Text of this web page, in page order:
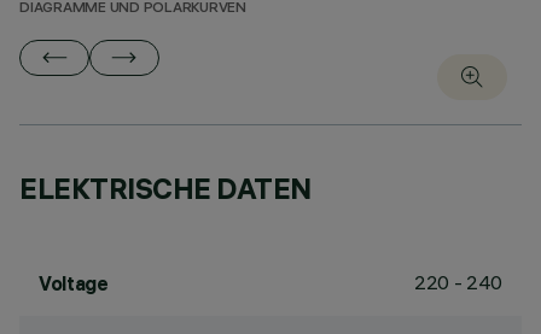
DIAGRAMME UND POLARKURVEN
ELEKTRISCHE DATEN
Voltage 220 - 240